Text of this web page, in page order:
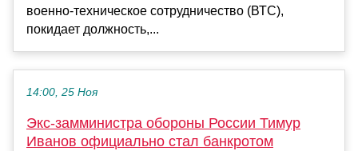
военно-техническое сотрудничество (ВТС),
покидает должность,...
14:00, 25 Ноя
Экс-замминистра обороны России Тимур
Иванов официально стал банкротом